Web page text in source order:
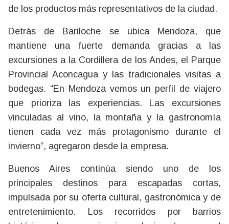
de los productos más representativos de la ciudad.
Detrás de Bariloche se ubica Mendoza, que
mantiene una fuerte demanda gracias a las
excursiones a la Cordillera de los Andes, el Parque
Provincial Aconcagua y las tradicionales visitas a
bodegas. “En Mendoza vemos un perfil de viajero
que prioriza las experiencias. Las excursiones
vinculadas al vino, la montaña y la gastronomía
tienen cada vez más protagonismo durante el
invierno”, agregaron desde la empresa.
Buenos Aires continúa siendo uno de los
principales destinos para escapadas cortas,
impulsada por su oferta cultural, gastronómica y de
entretenimiento. Los recorridos por barrios